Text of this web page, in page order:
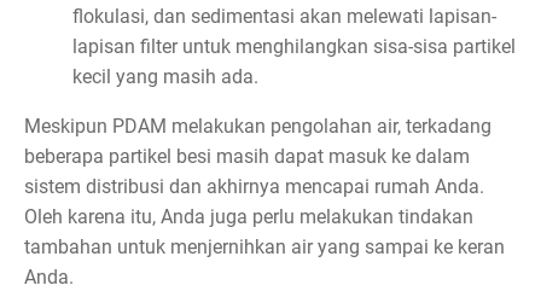
flokulasi, dan sedimentasi akan melewati lapisan-
lapisan filter untuk menghilangkan sisa-sisa partikel
kecil yang masih ada.
Meskipun PDAM melakukan pengolahan air, terkadang
beberapa partikel besi masih dapat masuk ke dalam
sistem distribusi dan akhirnya mencapai rumah Anda.
Oleh karena itu, Anda juga perlu melakukan tindakan
tambahan untuk menjernihkan air yang sampai ke keran
Anda.